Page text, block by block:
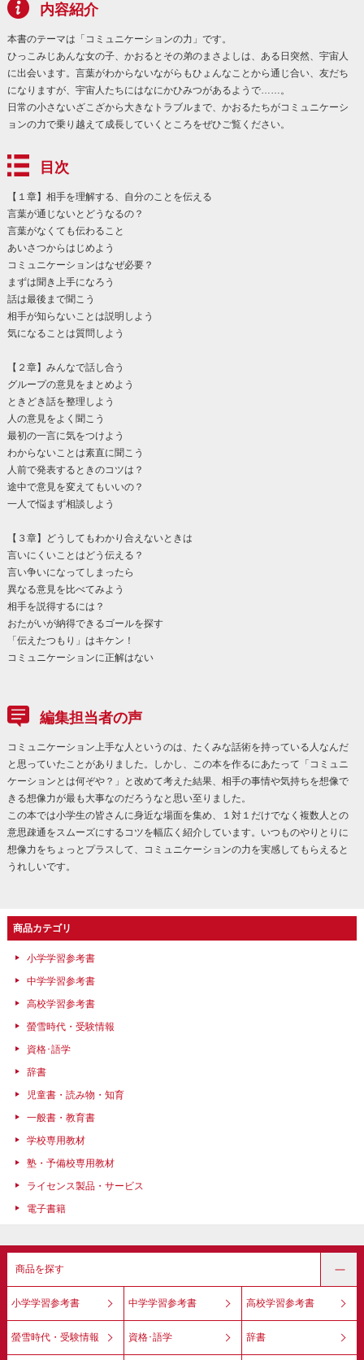
内容紹介
本書のテーマは「コミュニケーションの力」です。
ひっこみじあんな女の子、かおるとその弟のまさよしは、ある日突然、宇宙人
に出会います。言葉がわからないながらもひょんなことから通じ合い、友だち
になりますが、宇宙人たちにはなにかひみつがあるようで……。
日常の小さないざこざから大きなトラブルまで、かおるたちがコミュニケーシ
ョンの力で乗り越えて成長していくところをぜひご覧ください。
目次
【１章】相手を理解する、自分のことを伝える
言葉が通じないとどうなるの？
言葉がなくても伝わること
あいさつからはじめよう
コミュニケーションはなぜ必要？
まずは聞き上手になろう
話は最後まで聞こう
相手が知らないことは説明しよう
気になることは質問しよう
【２章】みんなで話し合う
グループの意見をまとめよう
ときどき話を整理しよう
人の意見をよく聞こう
最初の一言に気をつけよう
わからないことは素直に聞こう
人前で発表するときのコツは？
途中で意見を変えてもいいの？
一人で悩まず相談しよう
【３章】どうしてもわかり合えないときは
言いにくいことはどう伝える？
言い争いになってしまったら
異なる意見を比べてみよう
相手を説得するには？
おたがいが納得できるゴールを探す
「伝えたつもり」はキケン！
コミュニケーションに正解はない
編集担当者の声
コミュニケーション上手な人というのは、たくみな話術を持っている人なんだ
と思っていたことがありました。しかし、この本を作るにあたって「コミュニ
ケーションとは何ぞや？」と改めて考えた結果、相手の事情や気持ちを想像で
きる想像力が最も大事なのだろうなと思い至りました。
この本では小学生の皆さんに身近な場面を集め、１対１だけでなく複数人との
意思疎通をスムーズにするコツを幅広く紹介しています。いつものやりとりに
想像力をちょっとプラスして、コミュニケーションの力を実感してもらえると
うれしいです。
商品カテゴリ
小学学習参考書
中学学習参考書
高校学習参考書
螢雪時代・受験情報
資格･語学
辞書
児童書・読み物・知育
一般書・教育書
学校専用教材
塾・予備校専用教材
ライセンス製品・サービス
電子書籍
商品を探す
小学学習参考書 中学学習参考書 高校学習参考書
螢雪時代・受験情報 資格･語学 辞書